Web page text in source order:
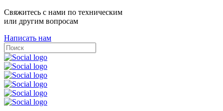
Свяжитесь с нами по техническим
или другим вопросам
Написать нам